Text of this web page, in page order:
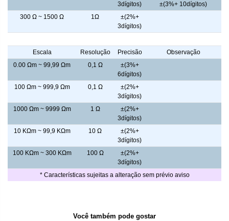
3dígitos)
±(3%+ 10dígitos)
300 Ω ~ 1500 Ω
1Ω
±(2%+
3dígitos)
Escala
Resolução Precisão
Observação
0.00 Ωm ~ 99,99 Ωm
0,1 Ω
±(3%+
6dígitos)
100 Ωm ~ 999,9 Ωm
0,1 Ω
±(2%+
3dígitos)
1000 Ωm ~ 9999 Ωm
1 Ω
±(2%+
3dígitos)
10 KΩm ~ 99,9 KΩm
10 Ω
±(2%+
3dígitos)
100 KΩm ~ 300 KΩm
100 Ω
±(2%+
3dígitos)
* Características sujeitas a alteração sem prévio aviso
Você também pode gostar